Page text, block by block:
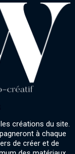
créations du site.
à chaque
de créer et de